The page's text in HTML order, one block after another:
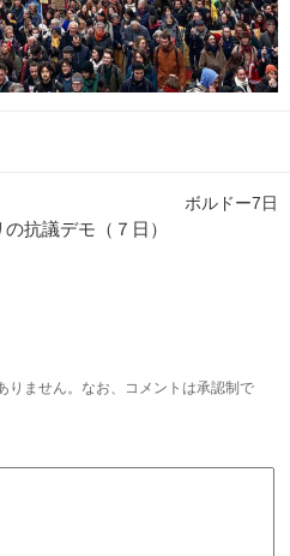
ボルドー7日
抗議デモ（７日）
りません。なお、コメントは承認制で